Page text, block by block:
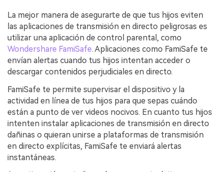
La mejor manera de asegurarte de que tus hijos eviten
las aplicaciones de transmisión en directo peligrosas es
utilizar una aplicación de control parental, como
Wondershare FamiSafe. Aplicaciones como FamiSafe te
envían alertas cuando tus hijos intentan acceder o
descargar contenidos perjudiciales en directo.
FamiSafe te permite supervisar el dispositivo y la
actividad en línea de tus hijos para que sepas cuándo
están a punto de ver videos nocivos. En cuanto tus hijos
intenten instalar aplicaciones de transmisión en directo
dañinas o quieran unirse a plataformas de transmisión
en directo explícitas, FamiSafe te enviará alertas
instantáneas.